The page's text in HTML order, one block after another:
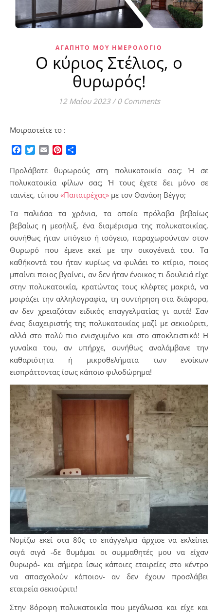
ΑΓΑΠΗΤΌ ΜΟΥ ΗΜΕΡΟΛΌΓΙΟ
Ο κύριος Στέλιος, ο
θυρωρός!
12 Μαΐου 2023 / 0 Comments
Μοιραστείτε το :
Facebook
TwitterEmailPinterest
Προλάβατε θυρωρούς στη πολυκατοικία σας; Ή σε
πολυκατοικία φίλων σας; Ή τους έχετε δει μόνο σε
ταινίες, τύπου «Παπατρέχας» με τον Θανάση Βέγγο;
Τα παλιάαα τα χρόνια, τα οποία πρόλαβα βεβαίως
βεβαίως η μεσήλιξ, ένα διαμέρισμα της πολυκατοικίας,
συνήθως ήταν υπόγειο ή ισόγειο, παραχωρούνταν στον
Θυρωρό που έμενε εκεί με την οικογένειά του. Τα
καθήκοντά του ήταν κυρίως να φυλάει το κτίριο, ποιος
μπαίνει ποιος βγαίνει, αν δεν ήταν ένοικος τι δουλειά είχε
στην πολυκατοικία, κρατώντας τους κλέφτες μακριά, να
μοιράζει την αλληλογραφία, τη συντήρηση στα διάφορα,
αν δεν χρειαζόταν ειδικός επαγγελματίας γι αυτά! Σαν
ένας διαχειριστής της πολυκατοικίας μαζί με σεκιούριτι,
αλλά στο πολύ πιο ενισχυμένο και στο αποκλειστικό! Η
γυναίκα του, αν υπήρχε, συνήθως αναλάμβανε την
καθαριότητα ή μικροθελήματα των ενοίκων
εισπράττοντας ίσως κάποιο φιλοδώρημα!
Νομίζω εκεί στα 80ς το επάγγελμα άρχισε να εκλείπει
σιγά σιγά -δε θυμάμαι οι συμμαθητές μου να είχαν
θυρωρό- και σήμερα ίσως κάποιες εταιρείες στο κέντρο
να απασχολούν κάποιον- αν δεν έχουν προσλάβει
εταιρεία σεκιούριτι!
Στην 8όροφη πολυκατοικία που μεγάλωσα και είχε και